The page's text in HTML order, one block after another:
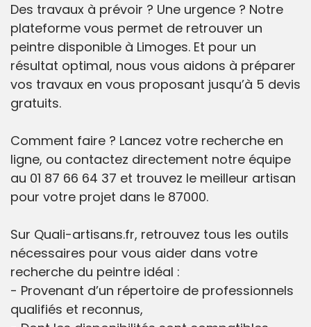
Des travaux à prévoir ? Une urgence ? Notre
plateforme vous permet de retrouver un
peintre disponible à Limoges. Et pour un
résultat optimal, nous vous aidons à préparer
vos travaux en vous proposant jusqu’à 5 devis
gratuits.
Comment faire ? Lancez votre recherche en
ligne, ou contactez directement notre équipe
au 01 87 66 64 37 et trouvez le meilleur artisan
pour votre projet dans le 87000.
Sur Quali-artisans.fr, retrouvez tous les outils
nécessaires pour vous aider dans votre
recherche du peintre idéal :
- Provenant d’un répertoire de professionnels
qualifiés et reconnus,